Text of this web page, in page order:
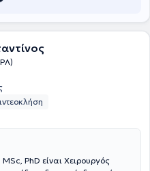
MSc, PhD είναι Χειρουργός